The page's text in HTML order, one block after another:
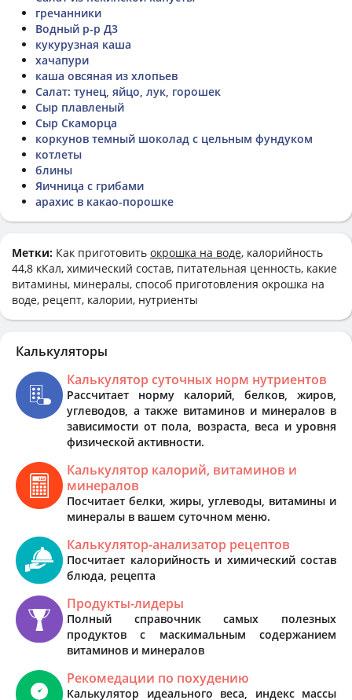
гречанники
Водный р-р Д3
кукурузная каша
хачапури
каша овсяная из хлопьев
Салат: тунец, яйцо, лук, горошек
Сыр плавленый
Сыр Скаморца
коркунов темный шоколад с цельным фундуком
котлеты
блины
Яичница с грибами
арахис в какао-порошке
Метки: Как приготовить окрошка на воде, калорийность
44,8 кКал, химический состав, питательная ценность, какие
витамины, минералы, способ приготовления окрошка на
воде, рецепт, калории, нутриенты
Калькуляторы
Калькулятор суточных норм нутриентов
Рассчитает норму калорий, белков, жиров,
углеводов, а также витаминов и минералов в
зависимости от пола, возраста, веса и уровня
физической активности.
Калькулятор калорий, витаминов и
минералов
Посчитает белки, жиры, углеводы, витамины и
минералы в вашем суточном меню.
Калькулятор-анализатор рецептов
Посчитает калорийность и химический состав
блюда, рецепта
Продукты-лидеры
Полный справочник самых полезных
продуктов с маскимальным содержанием
витаминов и минералов
Рекомедации по похудению
Калькулятор идеального веса, индекс массы